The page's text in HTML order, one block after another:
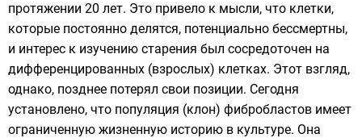
протяжении 20 лет. Это привело к мысли, что клетки,
которые постоянно делятся, потенциально бессмертны,
и интерес к изучению старения был сосредоточен на
дифференцированных (взрослых) клетках. Этот взгляд,
однако, позднее потерял свои позиции. Сегодня
установлено, что популяция (клон) фибробластов имеет
ограниченную жизненную историю в культуре. Она